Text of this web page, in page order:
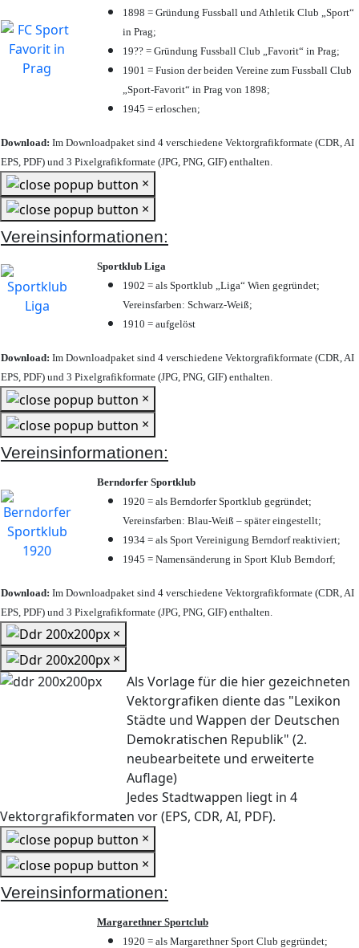
1898 = Gründung Fussball und Athletik Club „Sport“
in Prag;
19?? = Gründung Fussball Club „Favorit“ in Prag;
1901 = Fusion der beiden Vereine zum Fussball Club
„Sport-Favorit“ in Prag von 1898;
1945 = erloschen;
Download: Im Downloadpaket sind 4 verschiedene Vektorgrafikformate (CDR, AI
EPS, PDF) und 3 Pixelgrafikformate (JPG, PNG, GIF) enthalten.
×
×
Vereinsinformationen:
Sportklub Liga
1902 = als Sportklub „Liga“ Wien gegründet;
Vereinsfarben: Schwarz-Weiß;
1910 = aufgelöst
Download: Im Downloadpaket sind 4 verschiedene Vektorgrafikformate (CDR, AI
EPS, PDF) und 3 Pixelgrafikformate (JPG, PNG, GIF) enthalten.
×
×
Vereinsinformationen:
Berndorfer Sportklub
1920 = als Berndorfer Sportklub gegründet;
Vereinsfarben: Blau-Weiß – später eingestellt;
1934 = als Sport Vereinigung Berndorf reaktiviert;
1945 = Namensänderung in Sport Klub Berndorf;
Download: Im Downloadpaket sind 4 verschiedene Vektorgrafikformate (CDR, AI
EPS, PDF) und 3 Pixelgrafikformate (JPG, PNG, GIF) enthalten.
×
×
Als Vorlage für die hier gezeichneten
Vektorgrafiken diente das "Lexikon
Städte und Wappen der Deutschen
Demokratischen Republik" (2.
neubearbeitete und erweiterte
Auflage)
Jedes Stadtwappen liegt in 4
Vektorgrafikformaten vor (EPS, CDR, AI, PDF).
×
×
Vereinsinformationen:
Margarethner Sportclub
1920 = als Margarethner Sport Club gegründet;